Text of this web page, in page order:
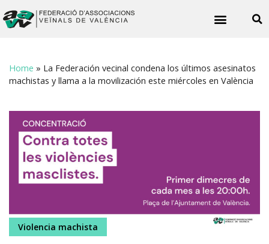
Home » La Federación vecinal condena los últimos asesinatos
machistas y llama a la movilización este miércoles en València
Violencia machista